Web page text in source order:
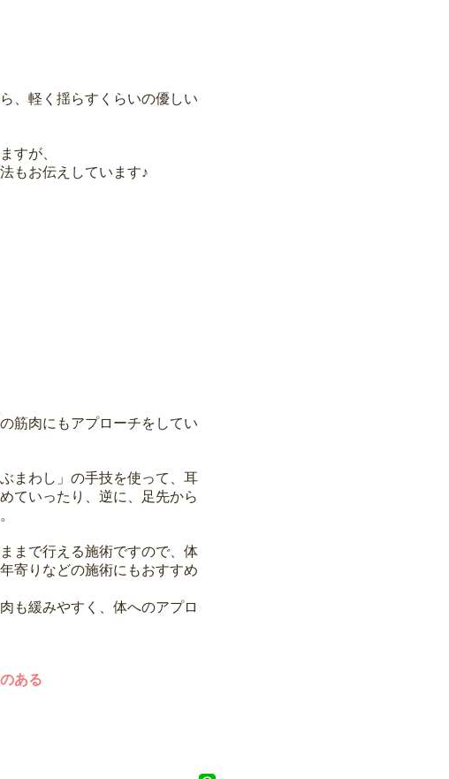
、軽く揺らすくらいの優しい
すが、
もお伝えしています♪
筋肉にもアプローチをしてい
まわし」の手技を使って、耳
ていったり、逆に、足先から
まで行える施術ですので、体
寄りなどの施術にもおすすめ
も緩みやすく、体へのアプロ
ある